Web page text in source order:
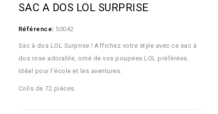
SAC A DOS LOL SURPRISE
Référence: 50042
Sac à dos LOL Surprise ! Affichez votre style avec ce sac à
dos rose adorable, orné de vos poupées LOL préférées.
Idéal pour l'école et les aventures.
Colis de 72 pièces.